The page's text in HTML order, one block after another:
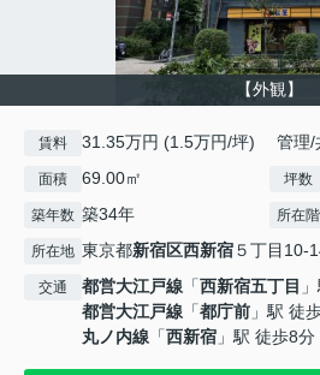
【外観】
賃料 31.35万円 (1.5万円/坪) 管理/
面積 69.00㎡ 坪数
築年数 築34年 所在階
所在地 東京都新宿区西新宿５丁目10-
交通 都営大江戸線 「西新宿五丁目
都営大江戸線 「都庁前 」駅 徒
丸ノ内線 「西新宿 」駅 徒歩8分